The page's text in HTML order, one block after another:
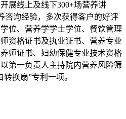
展线上及线下300+场营养讲
咨询经验，多次获得客户的好评
位、营养学学士学位、餐饮管理
资格证书及执业证书、营养专业
师证书、妇幼保健专业技术资格
第一负责人主持院内营养风险筛
换扇”专利一项。